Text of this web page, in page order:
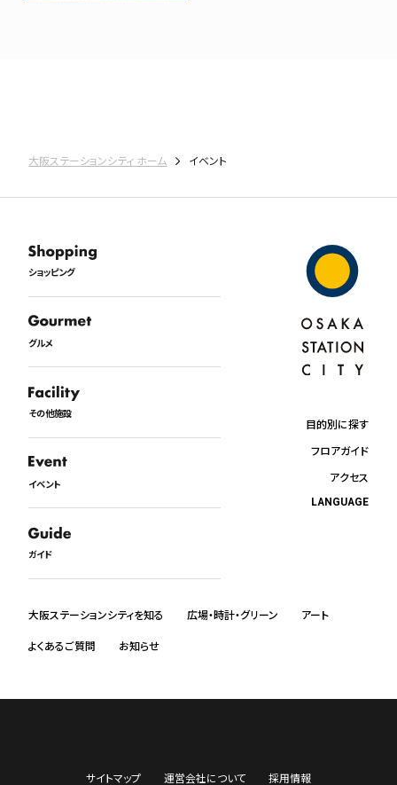
大阪ステーションシティ ホーム イベント
ショッピング
グルメ
その他施設
イベント
ガイド
大阪ステーションシティを知る 広場・時計・グリーン アート
目的別に探す
フロアガイド
アクセス
LANGUAGE
ภาษาไทย
よくあるご質問 お知らせ
サイトマップ 運営会社について 採用情報